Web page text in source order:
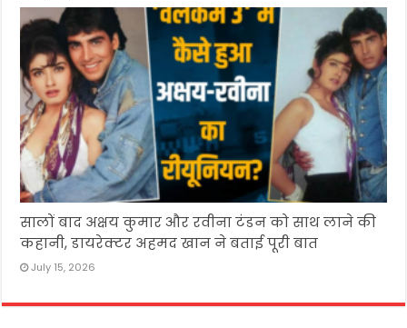
सालों बाद अक्षय कुमार और रवीना टंडन को साथ लाने की
कहानी, डायरेक्टर अहमद खान ने बताई पूरी बात
July 15, 2026